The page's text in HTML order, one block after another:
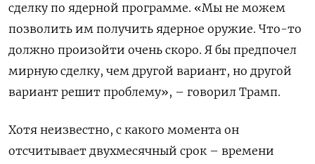
сделку по ядерной программе. «Мы не можем
позволить им получить ядерное оружие. Что-то
должно произойти очень скоро. Я бы предпочел
мирную сделку, чем другой вариант, но другой
вариант решит проблему», – говорил Трамп.
Хотя неизвестно, с какого момента он
отсчитывает двухмесячный срок – времени